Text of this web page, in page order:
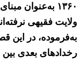
۱۳۶۰ به‌عنوان
ولایت فقیهی
به‌فرموده، در این
رخدادهای بعدی